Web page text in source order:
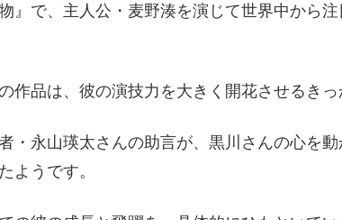
』で、主人公・麦野湊を演じて世界中から
作品は、彼の演技力を大きく開花させるきっ
・永山瑛太さんの助言が、黒川さんの心を
ようです。